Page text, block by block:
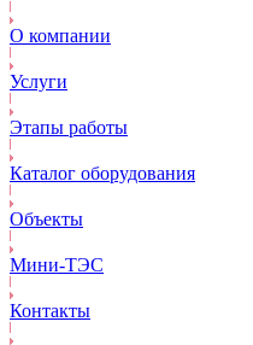
О компании
Услуги
Этапы работы
Каталог оборудования
Объекты
Mини-ТЭС
Контакты